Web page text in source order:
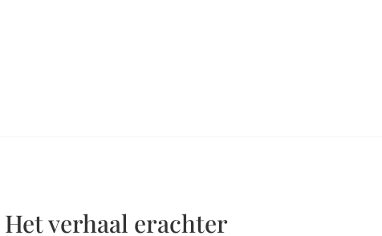
Het verhaal erachter